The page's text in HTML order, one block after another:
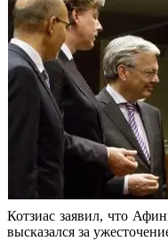
Котзиас заявил, что
высказался за